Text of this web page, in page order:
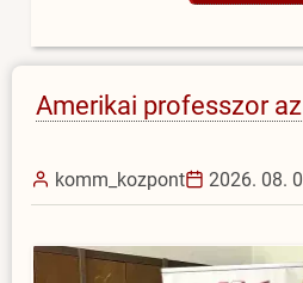
Amerikai professzor
komm_kozpont 2026. 08.